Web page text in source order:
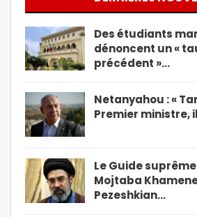
Des étudiants
dénoncent un «
précédent »…
Netanyahou : «
Premier ministre,
Le Guide
Mojtaba
Pezeshkian…